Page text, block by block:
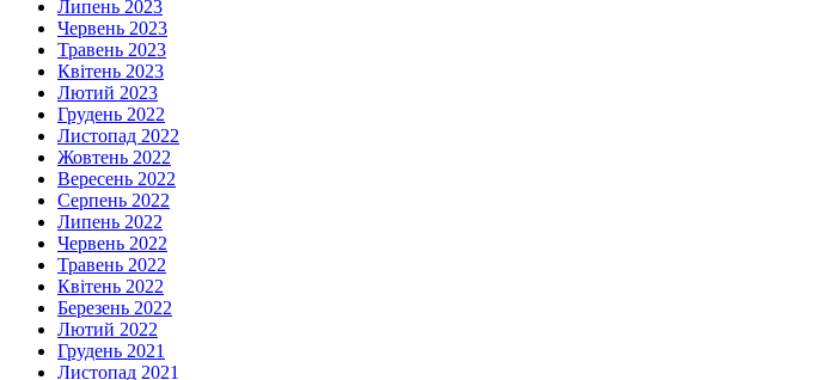
Липень 2023
Червень 2023
Травень 2023
Квітень 2023
Лютий 2023
Грудень 2022
Листопад 2022
Жовтень 2022
Вересень 2022
Серпень 2022
Липень 2022
Червень 2022
Травень 2022
Квітень 2022
Березень 2022
Лютий 2022
Грудень 2021
Листопад 2021